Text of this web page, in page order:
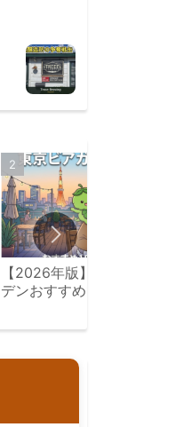
【2026年版】東京ビアガ
デンおすすめ15選｜屋上
イド